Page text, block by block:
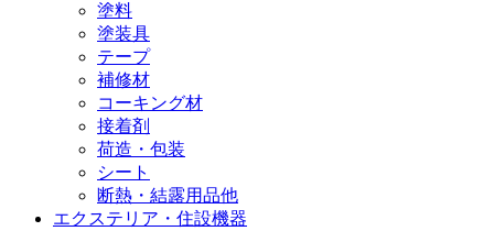
塗料
塗装具
テープ
補修材
コーキング材
接着剤
荷造・包装
シート
断熱・結露用品他
エクステリア・住設機器